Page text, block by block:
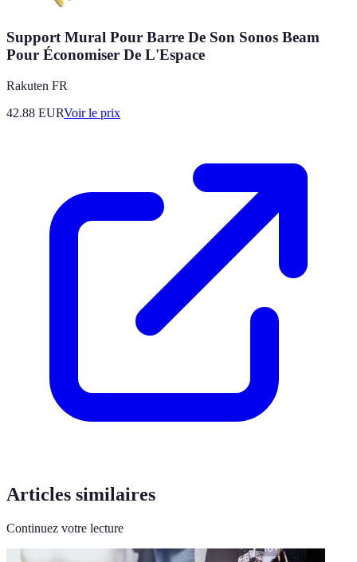
Support Mural Pour Barre De Son Sonos Beam
Pour Économiser De L'Espace
Rakuten FR
42.88 EURVoir le prix
Articles similaires
Continuez votre lecture